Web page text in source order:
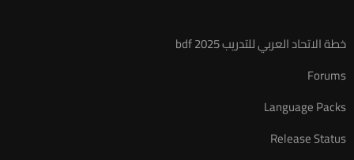
خطة الاتحاد العربي للتدريب 2025 bdf
Forums
Language Packs
Release Status